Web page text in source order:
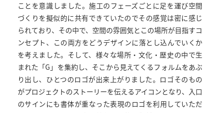
ことを意識しました。施工のフェーズごとに足を運び空間
づくりを擬似的に共有できていたのでその感覚は密に感じ
られており、その中で、空間の雰囲気とこの場所が目指すコ
ンセプト、この両方をどうデザインに落とし込んでいくか
を考えました。そして、様々な場所・文化・歴史の中で生
まれた「G」を集約し、そこから見えてくるフォルムをあぶ
り出し、ひとつのロゴが出来上がりました。ロゴそのもの
がプロジェクトのストーリーを伝えるアイコンとなり、入口
のサインにも書体が重なった表現のロゴを利用していただ